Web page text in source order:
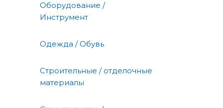
Оборудование /
Инструмент
Одежда / Обувь
Строительные / отделочные
материалы